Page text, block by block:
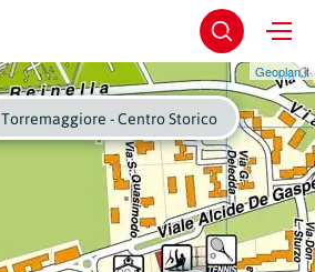
Geoplan.it
Torremaggiore - Centro Storico